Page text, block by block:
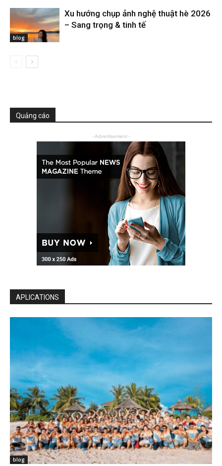
blog
Xu hướng chụp ảnh nghệ thuật hè 2026
– Sang trọng & tinh tế
Quảng cáo
- Advertisement -
APLICATIONS
blog